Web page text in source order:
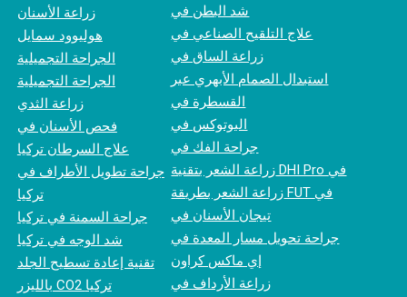
زراعة الأسنان
هوليوود سمايل
الجراحة التجميلية
الجراحة التجميلية
زراعة الثدي
فحص الأسنان في
علاج السرطان تركيا
جراحة تطويل الأطراف في
تركيا
جراحة السمنة في تركيا
شد الوجه في تركيا
تقنية إعادة تسطيح الجلد
بالليزر CO2 تركيا
شد البطن في
علاج التلقيح الصناعي في
زراعة الساق في
استبدال الصمام الأبهري عبر
القسطرة في
البوتوكس في
جراحة الفك في
زراعة الشعر بتقنية DHI Pro في
زراعة الشعر بطريقة FUT في
تيجان الأسنان في
جراحة تحويل مسار المعدة في
إي ماكس كراون
زراعة الأرداف في